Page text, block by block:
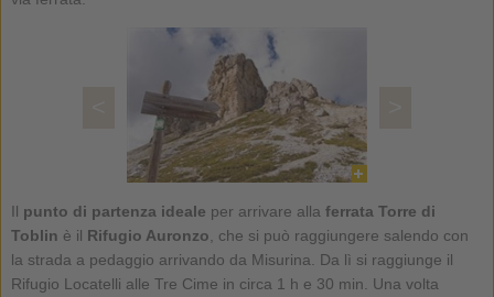
Il punto di partenza ideale per arrivare alla ferrata Torre di
Toblin è il Rifugio Auronzo , che si può raggiungere salendo con
la strada a pedaggio arrivando da Misurina. Da lì si raggiunge il
Rifugio Locatelli alle Tre Cime in circa 1 h e 30 min. Una volta